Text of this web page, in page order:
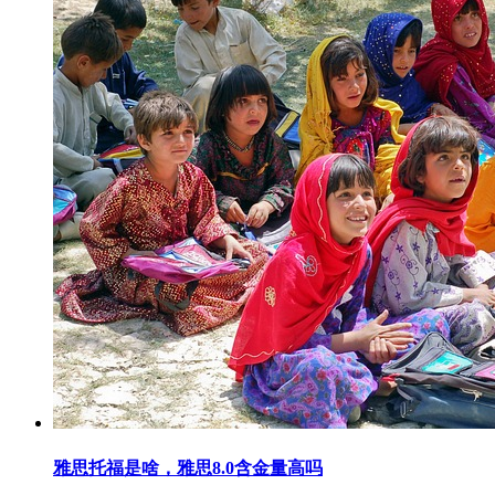
雅思托福是啥，雅思8.0含金量高吗